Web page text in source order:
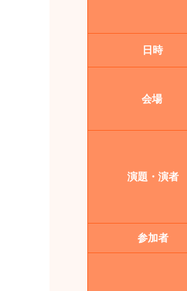
日時
会場
演題・演者
参加者